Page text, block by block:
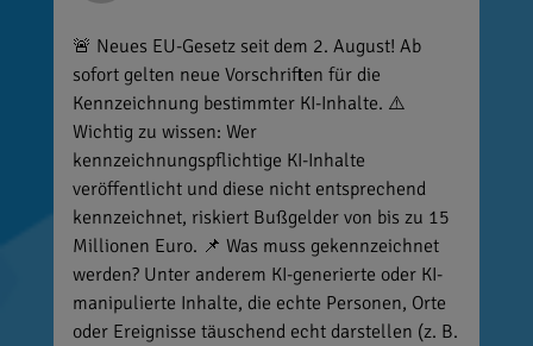
🚨 Neues EU-Gesetz seit dem 2. August! Ab
sofort gelten neue Vorschriften für die
Kennzeichnung bestimmter KI-Inhalte. ⚠️
Wichtig zu wissen: Wer
kennzeichnungspflichtige KI-Inhalte
veröffentlicht und diese nicht entsprechend
kennzeichnet, riskiert Bußgelder von bis zu 15
Millionen Euro. 📌 Was muss gekennzeichnet
werden? Unter anderem KI-generierte oder KI-
manipulierte Inhalte, die echte Personen, Orte
oder Ereignisse täuschend echt darstellen (z. B.